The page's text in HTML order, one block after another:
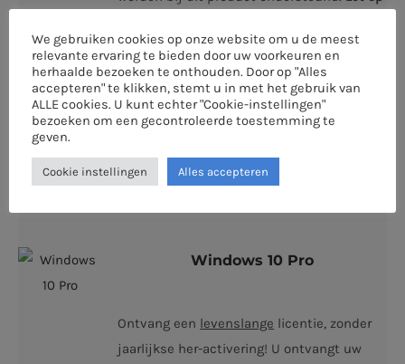
worden op 1 Windows apparaat. De licentie
isniet geschikt voor Mac OS of
Chromebooks.
Windows 10 Pro
Ontvang een levenslange licentie, zonder
jaarlijkse her-activering! U ontvangt uw
We gebruiken cookies op onze website om u de meest
relevante ervaring te bieden door uw voorkeuren en
herhaalde bezoeken te onthouden. Door op "Alles
accepteren" te klikken, stemt u in met het gebruik van
ALLE cookies. U kunt echter "Cookie-instellingen"
bezoeken om een gecontroleerde toestemming te
geven.
Cookie instellingen Alles accepteren